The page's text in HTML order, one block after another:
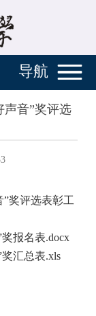
导航
声音”奖评选
奖评选表彰工
报名表.docx
汇总表.xls